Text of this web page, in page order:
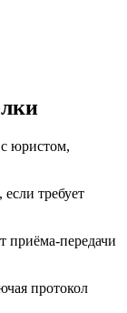
юристом,
требует
приёма-передачи
протокол